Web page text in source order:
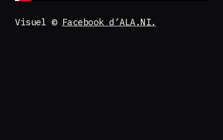
Visuel © Facebook d’ALA.NI.